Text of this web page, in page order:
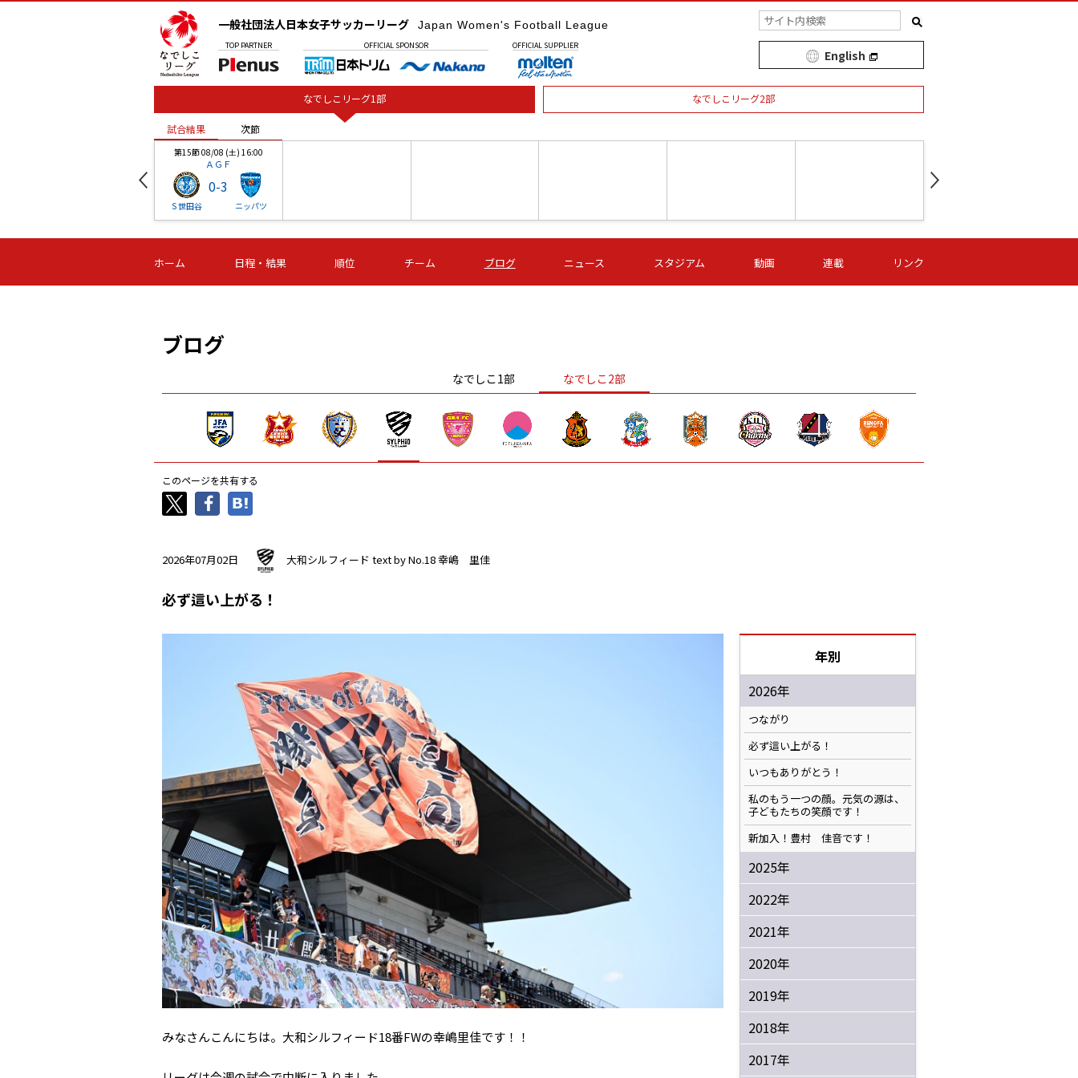
一般社団法人日本女子サッカーリーグ Japan Women's Football League
TOP PARTNER OFFICIAL SPONSOR OFFICIAL SUPPLIER
English
なでしこリーグ1部 なでしこリーグ2部
試合結果 次節
第15節 08/08 (土) 16:00
ＡＧＦ
Ｓ世田谷
0-3
ニッパツ
-
第16節 09/05 (土) 15:00
ニッパツ
-
第16節 09/05 (土) 15:00
石人の星
-
第16節 09/05 (土) 16:00
ＡＧＦ
-
いちご
-
第16節 09/06 (日) 15:00
-
第16節 09/06 (日) 15:00
- -
試合結果 次節
ホーム 日程・結果 順位 チーム ブログ ニュース スタジアム 動画 連載 リンク
ブログ
なでしこ1部 なでしこ2部
このページを共有する
2026年07月02日 大和シルフィード text by No.18 幸嶋 里佳
必ず這い上がる！
みなさんこんにちは。大和シルフィード18番FWの幸嶋里佳です！！
年別
2026年
つながり
必ず這い上がる！
いつもありがとう！
私のもう一つの顔。元気の源は、
子どもたちの笑顔です！
新加入！豊村 佳音です！
2025年
2022年
2021年
2020年
2019年
2018年
2017年